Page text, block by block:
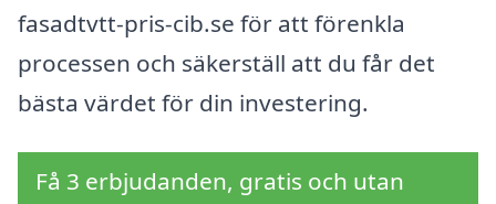
fasadtvtt-pris-cib.se för att förenkla
processen och säkerställ att du får det
bästa värdet för din investering.
Få 3 erbjudanden, gratis och utan